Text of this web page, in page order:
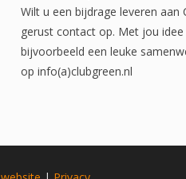
Wilt u een bijdrage leveren aan
gerust contact op. Met jou
bijvoorbeeld een leuke
op info(a)clubgreen.nl